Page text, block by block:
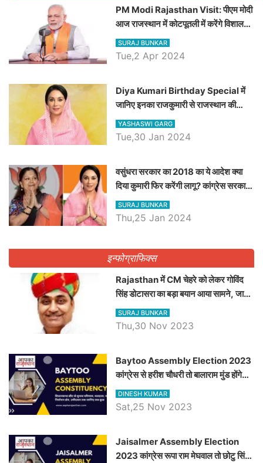
PM Modi Rajasthan Visit: पीएम मोदी
आज राजस्थान में कोटपूतली में करेंगे विशाल
रैली, एक सभा से 8 सीटों पर साधेगें निशाना
SURAJ BUNKAR
Tue,2 Apr 2024
Diya Kumari Birthday Special में
जानिए इनका राजकुमारी से राजस्थान की
डिप्टी सीएम बनने तक का सफर, एक क्लिक में
जाने पूरा जीवन परिचय
YASHASWI GARG
Tue,30 Jan 2024
वसुंधरा सरकार का 2018 का ये आदेश क्या
दिया कुमारी फिर करेंगी लागू? कांग्रेस सरकार
ने किया था निरस्त
SURAJ BUNKAR
Thu,25 Jan 2024
इन्फोग्राफिक्स
Rajasthan में CM चेहरे को लेकर गोविंद
सिंह डोटासरा का बड़ा बयान आया सामने, जानें
विचार
SURAJ BUNKAR
Thu,30 Nov 2023
Baytoo Assembly Election 2023
कांग्रेस से हरीश चौधरी तो बालाराम मुंड होंगे
भाजपा उम्मीदवार, जानिये बायतू विधानसभा
सीट के ताजा समीकरण
DINESH KUMAR
Sat,25 Nov 2023
​​​​​​​Jaisalmer Assembly Election
2023 कांग्रेस रूपा राम मेघवाल तो छोटु सिंह